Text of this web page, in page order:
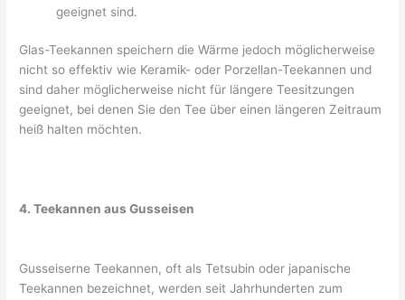
geeignet sind.
Glas-Teekannen speichern die Wärme jedoch möglicherweise
nicht so effektiv wie Keramik- oder Porzellan-Teekannen und
sind daher möglicherweise nicht für längere Teesitzungen
geeignet, bei denen Sie den Tee über einen längeren Zeitraum
heiß halten möchten.
4. Teekannen aus Gusseisen
Gusseiserne Teekannen, oft als Tetsubin oder japanische
Teekannen bezeichnet, werden seit Jahrhunderten zum